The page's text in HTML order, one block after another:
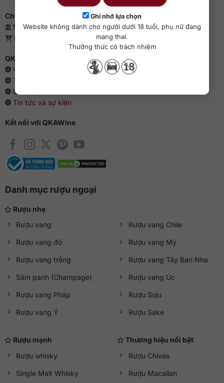
Ghi nhớ lựa chọn
Website không dành cho người dưới 18 tuổi, phụ nữ đang
mang thai.
Thưởng thức có trách nhiệm
Chứng nhận kinh doanh
Mã số doanh nghiệp: 0110385539 - QKAWine JSC
Giấy phép bán lẻ rượu: 04/GP-UBND
QKAWine - Chuyên rượu ngoại hàng đầu Việt Nam
Về chúng tôi
Thông cáo báo chí
Liên hệ với QKAWine
Tin tức và sự kiện
Kết nối với QKAWine
Danh mục rượu ngoại
Rượu nhẹ
Rượu vang
Rượu vang đỏ
Rượu vang trắng
Sâm panh (Champage)
Rượu vang Pháp
Rượu vang Ý
Rượu vang Chile
Rượu vang Mỹ
Rượu vang Tây Ban Nha
Rượu vang Úc
Rượu Soju
Rượu Sake
Rượu mạnh
Rượu whisky
Single Malt Whisky
Thương hiệu nổi bật
Rượu Chivas
Rượu Macallan